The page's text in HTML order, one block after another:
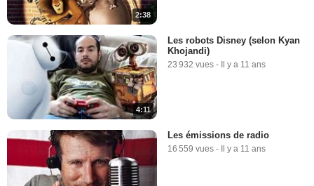
2:38
4:11
Les robots Disney (selon Kyan
Khojandi)
23 932 vues - Il y a 11 ans
Les émissions de radio
16 559 vues - Il y a 11 ans